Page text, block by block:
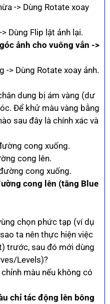
-> Dùng Rotate xoay
Dùng Flip lật ảnh lại.
ảnh cho vuông vắn ->
-> Dùng Rotate xoay ảnh.
dung bị ám vàng (dư
Để khử màu vàng bằng
sau đây là chính xác và
cong xuống.
cong lên.
cong xuống.
cong lên (tăng Blue
chọn phức tạp (ví dụ
ta nên thực hiện việc
trước, sau đó mới dùng
Levels)?
màu nếu không có
chỉ tác động lên bông